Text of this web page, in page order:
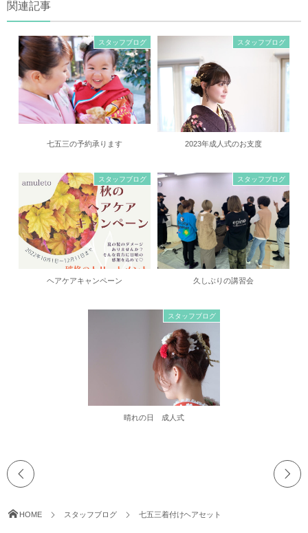
関連記事
スタッフブログ
七五三の予約承ります
スタッフブログ
2023年成人式のお支度
スタッフブログ
ヘアケアキャンペーン
スタッフブログ
久しぶりの講習会
スタッフブログ
晴れの日 成人式
HOME スタッフブログ 七五三着付けヘアセット